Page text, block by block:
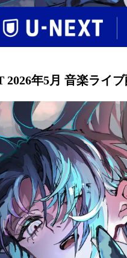
2026年5月 音楽ライ